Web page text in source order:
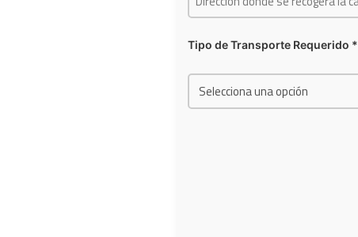
Tipo de Transporte Requerido *